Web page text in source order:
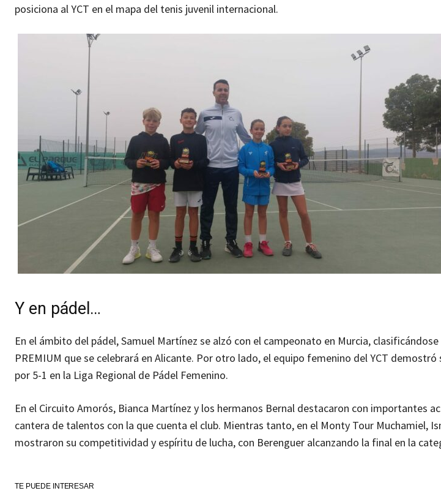
posiciona al YCT en el mapa del tenis juvenil internacional.
Y en pádel…
En el ámbito del pádel, Samuel Martínez se alzó con el campeonato en Murcia,
PREMIUM que se celebrará en Alicante. Por otro lado, el equipo femenino del YCT demostró
por 5-1 en la Liga Regional de Pádel Femenino.
En el Circuito Amorós, Bianca Martínez y los hermanos Bernal destacaron con importantes
cantera de talentos con la que cuenta el club. Mientras tanto, en el Monty Tour Muchamiel,
mostraron su competitividad y espíritu de lucha, con Berenguer alcanzando la final en la
TE PUEDE INTERESAR